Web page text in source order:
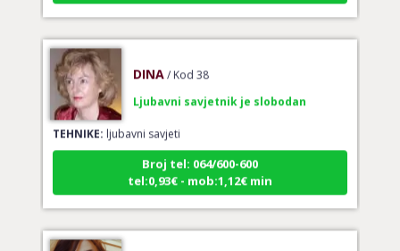
TEHNIKE:ljubavni savjeti
Broj tel: 064/600-600
tel:0,93€ - mob:1,12€ min